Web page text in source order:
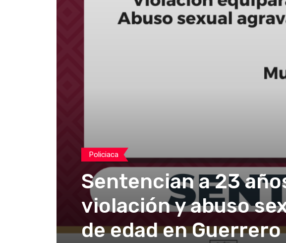
Policiaca
Sentencian a 23
violación y abuso
de edad en